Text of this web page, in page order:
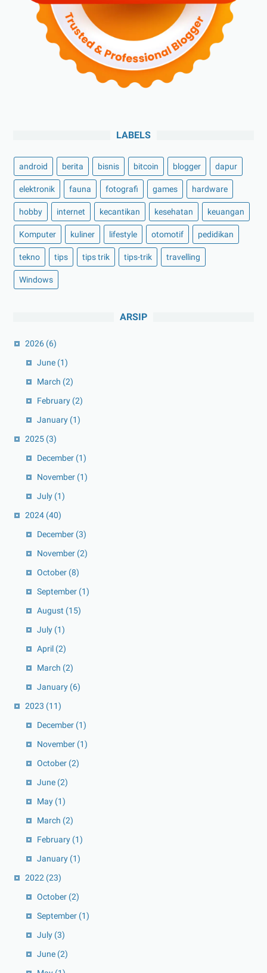
LABELS
android berita bisnis bitcoin blogger dapur
elektronik fauna fotografi games hardware
hobby internet kecantikan kesehatan keuangan
Komputer kuliner lifestyle otomotif pedidikan
tekno tips tips trik tips-trik travelling
Windows
ARSIP
2026 (6)
June (1)
March (2)
February (2)
January (1)
2025 (3)
December (1)
November (1)
July (1)
2024 (40)
December (3)
November (2)
October (8)
September (1)
August (15)
July (1)
April (2)
March (2)
January (6)
2023 (11)
December (1)
November (1)
October (2)
June (2)
May (1)
March (2)
February (1)
January (1)
2022 (23)
October (2)
September (1)
July (3)
June (2)